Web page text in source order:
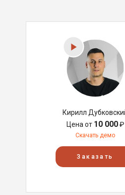
Кирилл
Цена от 10 000₽
Скачать демо
Заказать